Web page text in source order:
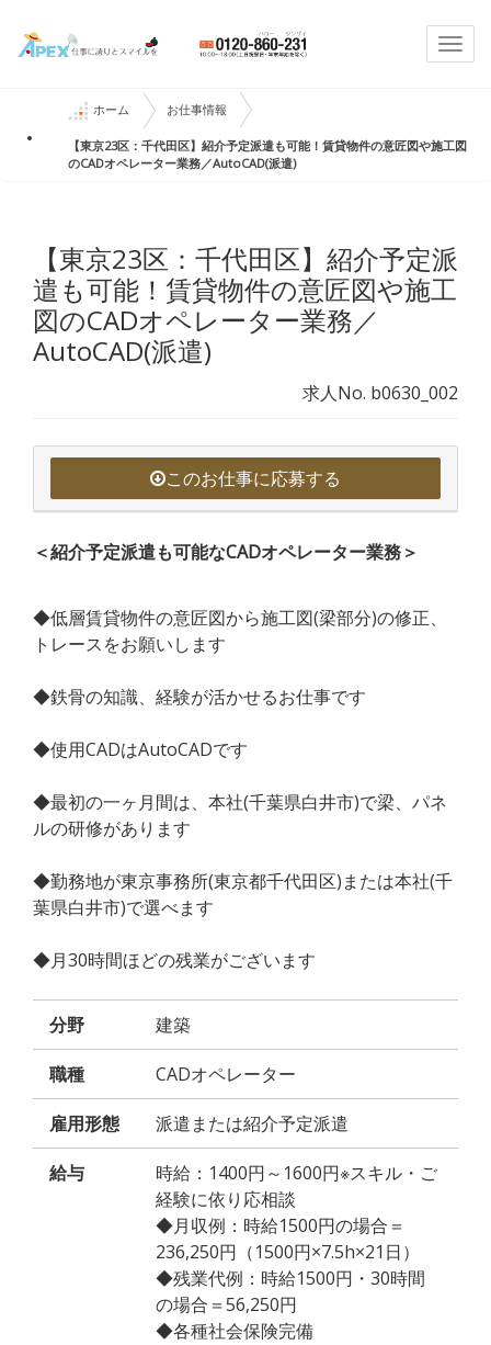
ホーム お仕事情報
【東京23区：千代田区】紹介予定派遣も可能！賃貸物件の意匠図や施工図
のCADオペレーター業務／AutoCAD(派遣)
【東京23区：千代田区】紹介予定派
遣も可能！賃貸物件の意匠図や施工
図のCADオペレーター業務／
AutoCAD(派遣)
求人No. b0630_002
このお仕事に応募する
＜紹介予定派遣も可能なCADオペレーター業務＞
◆低層賃貸物件の意匠図から施工図(梁部分)の修正、
トレースをお願いします
◆鉄骨の知識、経験が活かせるお仕事です
◆使用CADはAutoCADです
◆最初の一ヶ月間は、本社(千葉県白井市)で梁、パネ
ルの研修があります
◆勤務地が東京事務所(東京都千代田区)または本社(千
葉県白井市)で選べます
◆月30時間ほどの残業がございます
分野 建築
職種 CADオペレーター
雇用形態 派遣または紹介予定派遣
給与
時給：1400円～1600円※スキル・ご
経験に依り応相談
◆月収例：時給1500円の場合＝
236,250円（1500円×7.5h×21日）
◆残業代例：時給1500円・30時間
の場合＝56,250円
◆各種社会保険完備